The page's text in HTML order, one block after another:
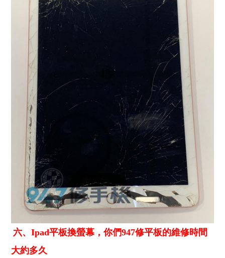
六、Ipad平板換螢幕，你們947修平板的維修時間
大約多久